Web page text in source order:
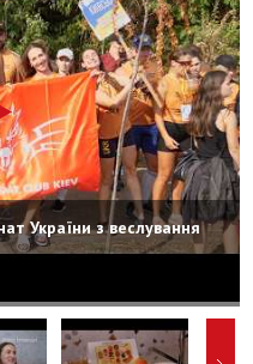
України з веслування